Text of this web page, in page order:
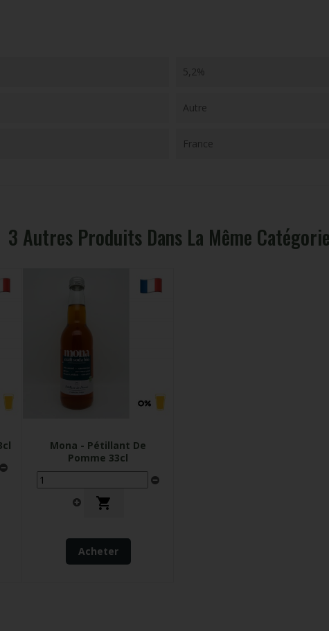
5,2%
Autre
France
3 Autres Produits Dans La Même
Mona - Pétillant De
Pomme 33cl

Acheter